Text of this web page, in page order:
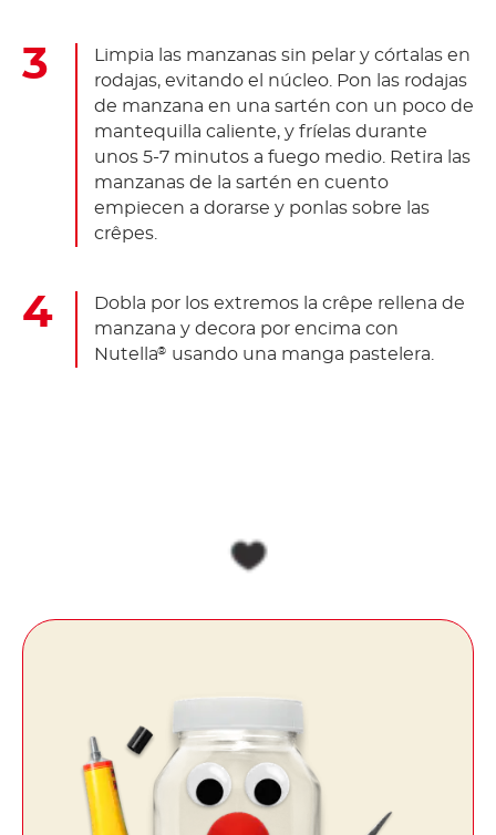
Limpia las manzanas sin pelar y córtalas en
rodajas, evitando el núcleo. Pon las rodajas
de manzana en una sartén con un poco de
mantequilla caliente, y fríelas durante
unos 5-7 minutos a fuego medio. Retira las
manzanas de la sartén en cuento
empiecen a dorarse y ponlas sobre las
crêpes.
Dobla por los extremos la crêpe rellena de
manzana y decora por encima con
Nutella® usando una manga pastelera.